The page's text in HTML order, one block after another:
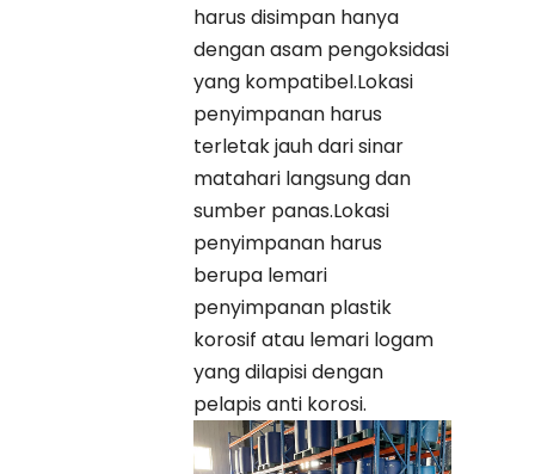
harus disimpan hanya
dengan asam pengoksidasi
yang kompatibel.Lokasi
penyimpanan harus
terletak jauh dari sinar
matahari langsung dan
sumber panas.Lokasi
penyimpanan harus
berupa lemari
penyimpanan plastik
korosif atau lemari logam
yang dilapisi dengan
pelapis anti korosi.